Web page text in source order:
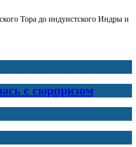
Тора до индуистского Индры и
с сюрпризом